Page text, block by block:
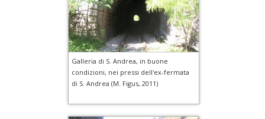
Galleria di S. Andrea, in buone
condizioni, nei pressi dell'ex-fermata
di S. Andrea (M. Figus, 2011)